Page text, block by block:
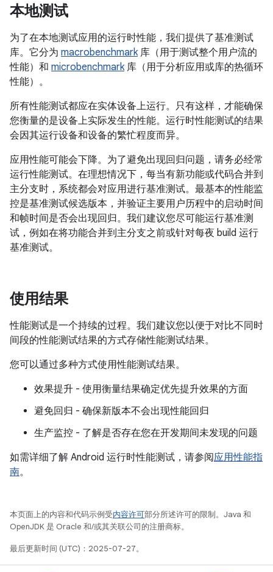
本地测试
为了在本地测试应用的运行时性能，我们提供了基准测试
库。它分为 macrobenchmark库（用于测试整个用户流的
性能）和 microbenchmark库（用于分析应用或库的热循环
性能）。
所有性能测试都应在实体设备上运行。只有这样，才能确保
您衡量的是设备上实际发生的性能。运行时性能测试的结果
会因其运行设备和设备的繁忙程度而异。
应用性能可能会下降。为了避免出现回归问题，请务必经常
运行性能测试。在理想情况下，每当有新功能或代码合并到
主分支时，系统都会对应用进行基准测试。最基本的性能监
控是基准测试候选版本，并验证主要用户历程中的启动时间
和帧时间是否会出现回归。我们建议您尽可能运行基准测
试，例如在将功能合并到主分支之前或针对每夜 build 运行
基准测试。
使用结果
性能测试是一个持续的过程。我们建议您以便于对比不同时
间段的性能测试结果的方式存储性能测试结果。
您可以通过多种方式使用性能测试结果。
效果提升 - 使用衡量结果确定优先提升效果的方面
避免回归 - 确保新版本不会出现性能回归
生产监控 - 了解是否存在您在开发期间未发现的问题
如需详细了解 Android 运行时性能测试，请参阅应用性能指
南。
本页面上的内容和代码示例受内容许可部分所述许可的限制。Java 和
OpenJDK 是 Oracle 和/或其关联公司的注册商标。
最后更新时间 (UTC)：2025-07-27。